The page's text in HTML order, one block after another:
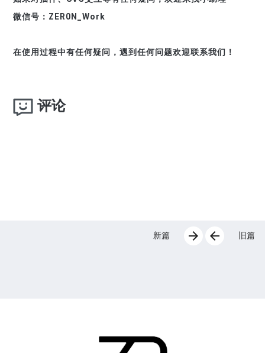
微信号：ZER0N_Work
在使用过程中有任何疑问，遇到任何问题欢迎联系我们！
评论
新篇 arrow_forward arrow_back 旧篇